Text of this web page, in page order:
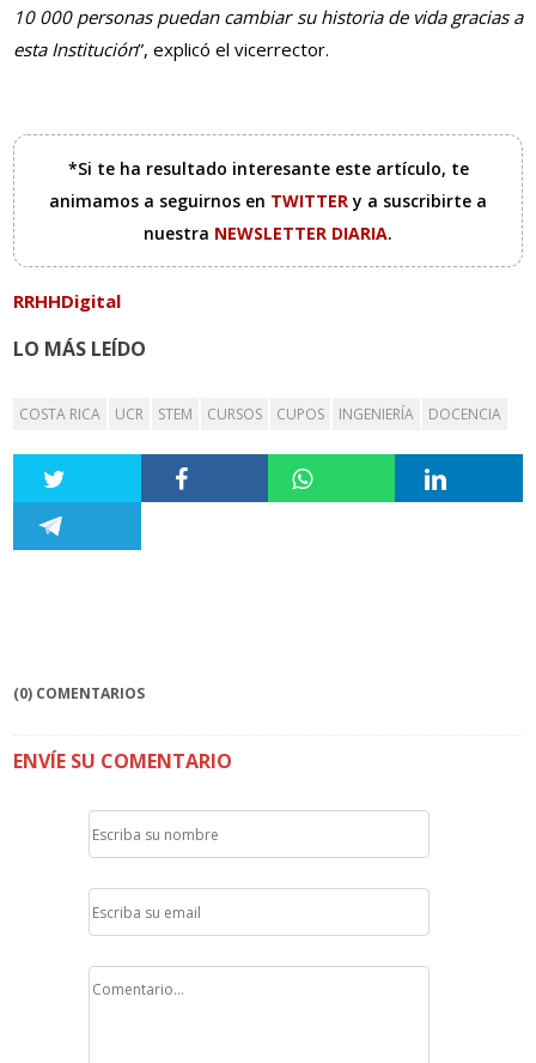
10 000 personas puedan cambiar su historia de vida gracias a
esta Institución”, explicó el vicerrector.
*Si te ha resultado interesante este artículo, te
animamos a seguirnos en TWITTERy a suscribirte a
nuestra NEWSLETTER DIARIA.
RRHHDigital
LO MÁS LEÍDO
COSTA RICA UCR STEM CURSOS CUPOS INGENIERÍA DOCENCIA
(0) COMENTARIOS
ENVÍE SU COMENTARIO